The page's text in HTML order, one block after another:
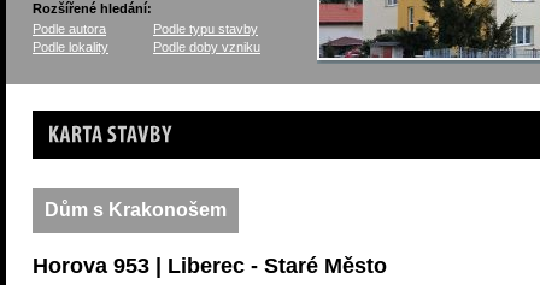
Rozšířené hledání:
Podle autora
Podle typu stavby
Podle lokality
Podle doby vzniku
Karta stavby
Dům s Krakonošem
Horova 953 | Liberec - Staré Město